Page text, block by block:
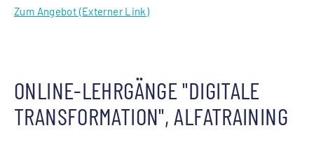
Zum Angebot (Externer Link)
ONLINE-LEHRGÄNGE "DIGITALE
TRANSFORMATION", ALFATRAINING